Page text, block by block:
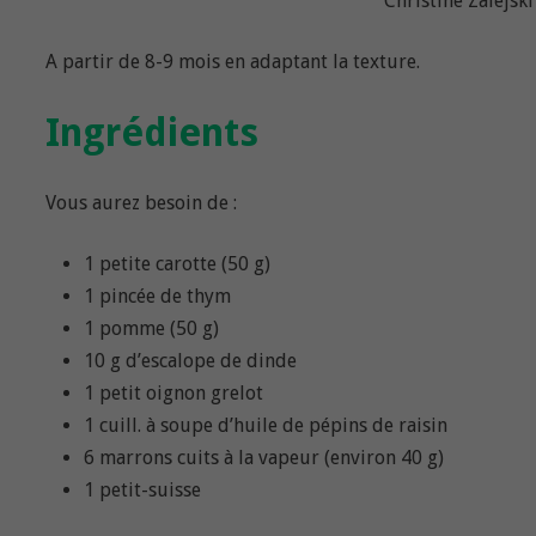
A partir de 8-9 mois en adaptant la texture.
Ingrédients
Vous aurez besoin de :
1 petite carotte (50 g)
1 pincée de thym
1 pomme (50 g)
10 g d’escalope de dinde
1 petit oignon grelot
1 cuill. à soupe d’huile de pépins de raisin
6 marrons cuits à la vapeur (environ 40 g)
1 petit-suisse